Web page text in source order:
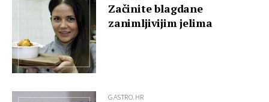
Začinite blagdane
zanimljivijim jelima
GASTRO.HR